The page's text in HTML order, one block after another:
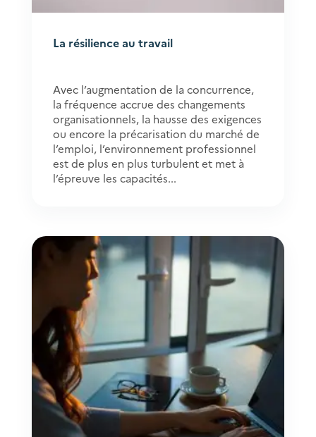
La résilience au travail
Avec l’augmentation de la concurrence,
la fréquence accrue des changements
organisationnels, la hausse des exigences
ou encore la précarisation du marché de
l’emploi, l’environnement professionnel
est de plus en plus turbulent et met à
l’épreuve les capacités...